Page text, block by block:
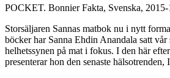
POCKET. Bonnier Fakta, Svenska, 2015-
Storsäljaren Sannas matbok nu i nytt
böcker har Sanna Ehdin Anandala satt
helhetssynen på mat i fokus. I den här
presenterar hon den senaste